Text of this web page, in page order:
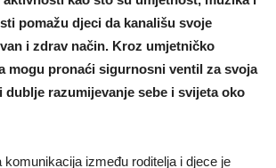
pomažu djeci da kanališu svoje
i zdrav način. Kroz umjetničko
mogu pronaći sigurnosni ventil za svoja
dublje razumijevanje sebe i svijeta oko
između roditelja i djece je